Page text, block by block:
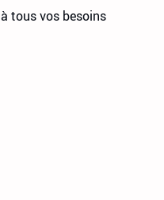
tous vos besoins